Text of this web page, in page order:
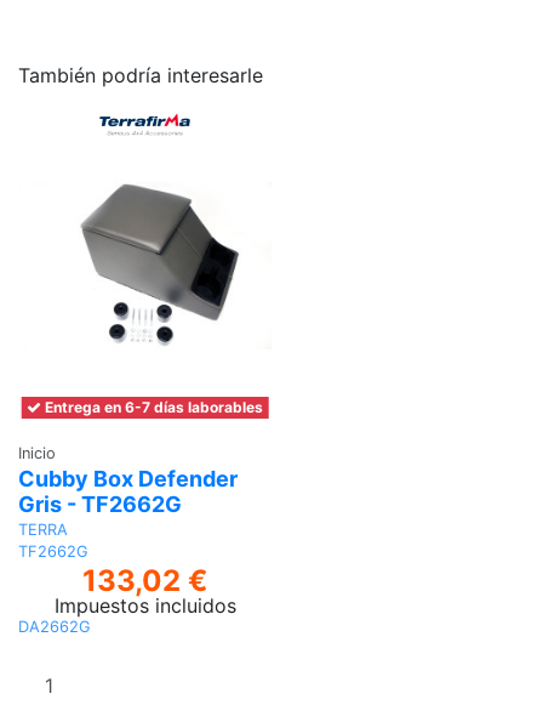
También podría interesarle
Entrega en 6-7 días laborables
Inicio
Cubby Box Defender
Gris - TF2662G
TERRA
TF2662G
133,02 €
Impuestos incluidos
DA2662G